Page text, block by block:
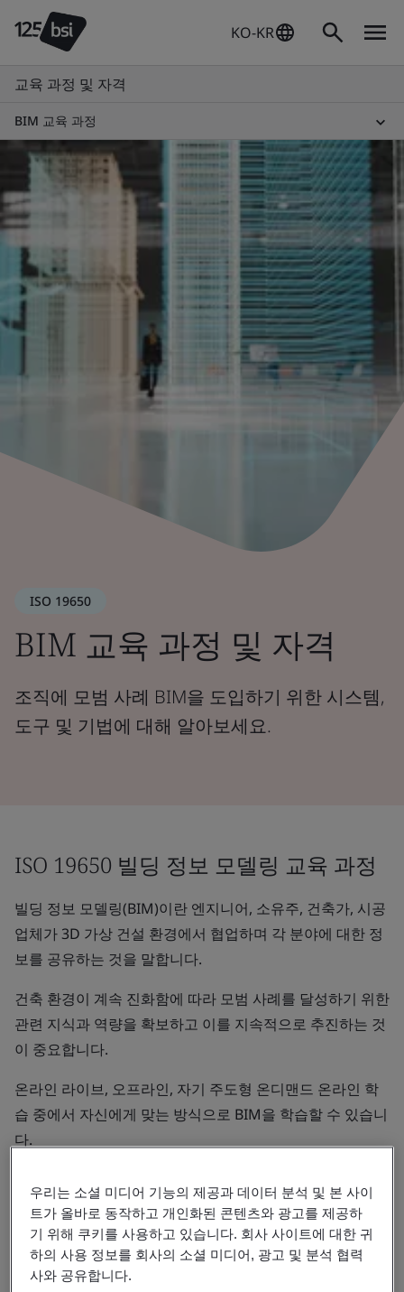
KO-KR
교육 과정 및 자격
BIM 교육 과정
ISO 19650
BIM 교육 과정 및 자격
조직에 모범 사례 BIM을 도입하기 위한 시스템,
도구 및 기법에 대해 알아보세요.
ISO 19650 빌딩 정보 모델링 교육 과정
빌딩 정보 모델링(BIM)이란 엔지니어, 소유주, 건축가, 시공
업체가 3D 가상 건설 환경에서 협업하며 각 분야에 대한 정
보를 공유하는 것을 말합니다.
건축 환경이 계속 진화함에 따라 모범 사례를 달성하기 위한
관련 지식과 역량을 확보하고 이를 지속적으로 추진하는 것
이 중요합니다.
온라인 라이브, 오프라인, 자기 주도형 온디맨드 온라인 학
습 중에서 자신에게 맞는 방식으로 BIM을 학습할 수 있습니
다.
모든 과정 보기
최고 인기 과정
우리는 소셜 미디어 기능의 제공과 데이터 분석 및 본 사이
트가 올바로 동작하고 개인화된 콘텐츠와 광고를 제공하
기 위해 쿠키를 사용하고 있습니다. 회사 사이트에 대한 귀
하의 사용 정보를 회사의 소셜 미디어, 광고 및 분석 협력
사와 공유합니다.